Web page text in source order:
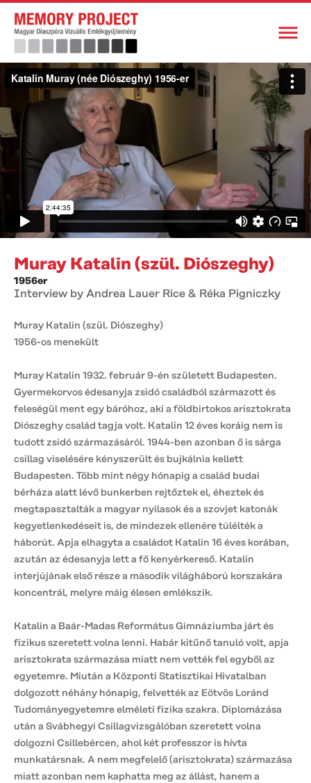
Muray Katalin (szül. Diószeghy)
1956er
Interview by Andrea Lauer Rice & Réka Pigniczky
Muray Katalin (szül. Diószeghy)
1956-os menekült
Muray Katalin 1932. február 9-én született Budapesten.
Gyermekorvos édesanyja zsidó családból származott és
feleségül ment egy báróhoz, aki a földbirtokos arisztokrata
Diószeghy család tagja volt. Katalin 12 éves koráig nem is
tudott zsidó származásáról. 1944-ben azonban ő is sárga
csillag viselésére kényszerült és bujkálnia kellett
Budapesten. Több mint négy hónapig a család budai
bérháza alatt lévő bunkerben rejtőztek el, éheztek és
megtapasztalták a magyar nyilasok és a szovjet katonák
kegyetlenkedéseit is, de mindezek ellenére túlélték a
háborút. Apja elhagyta a családot Katalin 16 éves korában,
azután az édesanyja lett a fő kenyérkereső. Katalin
interjújának első része a második világháború korszakára
koncentrál, melyre máig élesen emlékszik.
Katalin a Baár-Madas Református Gimnáziumba járt és
fizikus szeretett volna lenni. Habár kitűnő tanuló volt, apja
arisztokrata származása miatt nem vették fel egyből az
egyetemre. Miután a Központi Statisztikai Hivatalban
dolgozott néhány hónapig, felvették az Eötvös Loránd
Tudományegyetemre elméleti fizika szakra. Diplomázása
után a Svábhegyi Csillagvizsgálóban szeretett volna
dolgozni Csillebércen, ahol két professzor is hívta
munkatársnak. A nem megfelelő (arisztokrata) származása
miatt azonban nem kaphatta meg az állást, hanem a